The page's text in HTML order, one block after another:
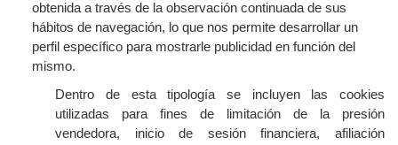
obtenida a través de la observación continuada de sus
hábitos de navegación, lo que nos permite desarrollar un
perfil específico para mostrarle publicidad en función del
mismo.
Dentro de esta tipología se incluyen las cookies
utilizadas para fines de limitación de la presión
vendedora, inicio de sesión financiera, afiliación